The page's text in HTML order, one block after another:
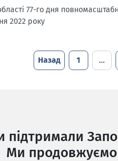
77-го дня
2022 року
Назад 1 …
підтримали
Ми